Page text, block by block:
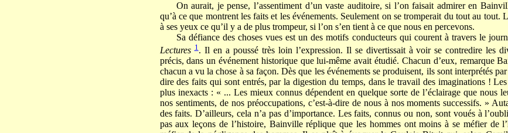
On aurait, je pense, l’assentiment d’un vaste auditoire, si l’on faisait admirer en
qu’à ce que montrent les faits et les événements. Seulement on se tromperait du tout au tout.
à ses yeux ce qu’il y a de plus trompeur, si l’on s’en tient à ce que nous en percevons.
Sa défiance des choses vues est un des motifs conducteurs qui courent à travers le
Lectures1. Il en a poussé très loin l’expression. Il se divertissait à voir se contredire les
précis, dans un événement historique que lui-même avait étudié. Chacun d’eux, remarque
chacun a vu la chose à sa façon. Dès que les événements se produisent, ils sont interprétés
dire des faits qui sont entrés, par la digestion du temps, dans le travail des imaginations !
plus inexacts : « ... Les mieux connus dépendent en quelque sorte de l’éclairage que nous
nos sentiments, de nos préoccupations, c’est-à-dire de nous à nos moments successifs. »
des faits. D’ailleurs, cela n’a pas d’importance. Les faits, connus ou non, sont voués à
pas aux leçons de l’histoire, Bainville réplique que les hommes ont moins à se méfier de